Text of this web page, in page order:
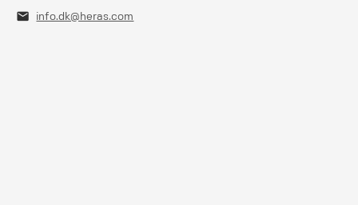
mail info.dk@heras.com